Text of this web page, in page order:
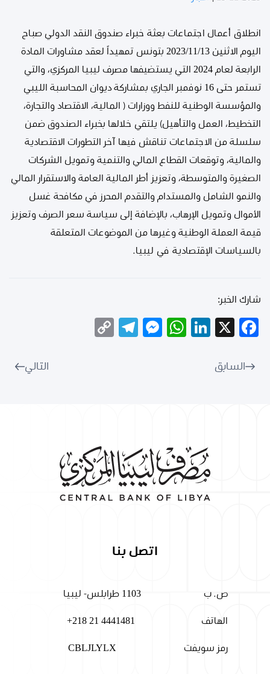
انطلاق أعمال اجتماعات بعثة خبراء صندوق النقد الدولي صباح
اليوم الاثنين 2023/11/13 بتونس تمهيداً لعقد مشاورات المادة
الرابعة لعام 2024 التي يستضيفها مصرف ليبيا المركزي، والتي
تستمر حتى 16 نوفمبر الجاري بمشاركة ديوان المحاسبة الليبي
والمؤسسة الوطنية للنفط ووزارات ( المالية، الاقتصاد والتجارة،
التخطيط، العمل والتأهيل) يلتقي خلالها بخبراء الصندوق ضمن
سلسلة من الاجتماعات تناقش فيها آخر التطورات الاقتصادية
والمالية، وتوقعات القطاع المالي والتنمية وتمويل الشركات
الصغيرة والمتوسطة، وتعزيز أطر المالية العامة والاستقرار المالي
والنمو الشامل والمستدام والتقدم المحرز في مكافحة غسل
الأموال وتمويل الإرهاب، بالإضافة إلى سياسة سعر الصرف وتعزيز
قيمة العملة الوطنية وغيرها من الموضوعات المتعلقة
بالسياسات الإقتصادية في ليبيا.
شارك الخبر:
Facebook
X
LinkedIn
WhatsApp
Messenger
Telegram
السابق التالي
اتصل بنا
ص. ب 1103 طرابلس- ليبيا
الهاتف +218 21 4441481
رمز سويفت CBLJLYLX